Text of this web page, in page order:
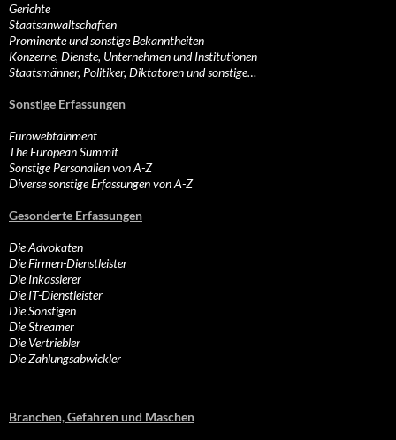
Gerichte
Staatsanwaltschaften
Prominente und sonstige Bekanntheiten
Konzerne, Dienste, Unternehmen und Institutionen
Staatsmänner, Politiker, Diktatoren und sonstige…
Sonstige Erfassungen
Eurowebtainment
The European Summit
Sonstige Personalien von A-Z
Diverse sonstige Erfassungen von A-Z
Gesonderte Erfassungen
Die Advokaten
Die Firmen-Dienstleister
Die Inkassierer
Die IT-Dienstleister
Die Sonstigen
Die Streamer
Die Vertriebler
Die Zahlungsabwickler
Branchen, Gefahren und Maschen